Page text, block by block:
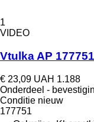
1
VIDEO
Vtulka AP 177751
€ 23,09 UAH 1.188
Onderdeel -
Conditie nieuw
177751